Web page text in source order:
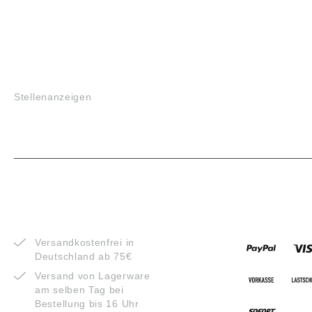
Stellenanzeigen
Versandkostenfrei in
Deutschland ab 75€
Versand von Lagerware
am selben Tag bei
Bestellung bis 16 Uhr